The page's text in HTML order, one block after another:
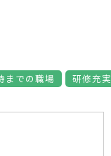
までの職場 研修充実